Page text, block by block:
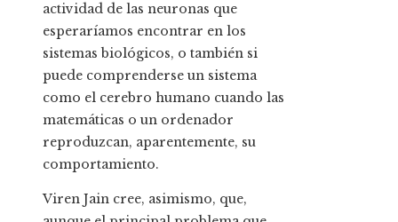
actividad de las neuronas que
esperaríamos encontrar en los
sistemas biológicos, o también si
puede comprenderse un sistema
como el cerebro humano cuando las
matemáticas o un ordenador
reproduzcan, aparentemente, su
comportamiento.
Viren Jain cree, asimismo, que,